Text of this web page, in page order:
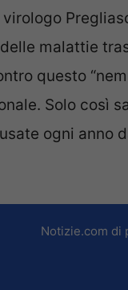
malattie
questo
Solo così
ogni anno
Notizie.com di